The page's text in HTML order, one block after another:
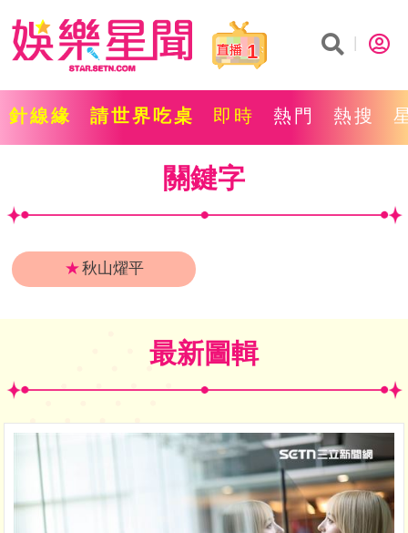
1
針線緣 請世界吃桌 即時 熱門 熱搜
關鍵字
★秋山燿平
最新圖輯